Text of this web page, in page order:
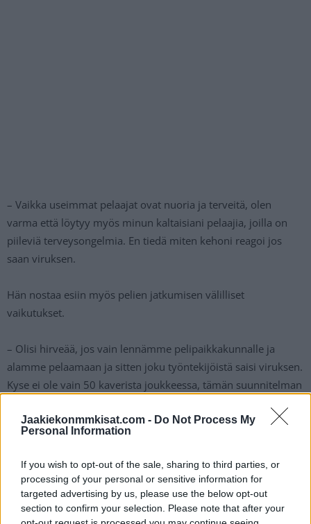
Jaakiekonmmkisat.com - Do Not Process My
Personal Information
If you wish to opt-out of the sale, sharing to third parties, or
processing of your personal or sensitive information for
targeted advertising by us, please use the below opt-out
section to confirm your selection. Please note that after your
– Vaikka useimmat pelaajat ovat nuoria ja terveitä, olen
varma että löytyy myös minun kaltaisiani pelaajia, joilla on
piileviä terveysongelmia. En tiedä miten kehoni reagoi jos
saan viruksen.
Hän nostaa esiin myös pelien jatkumisen välilliset
vaikutukset.
– Olisi hirveää, jos vain lennämme pelipaikkakunnalle ja
alamme pelaamaan ja sitten joku työntekijöistä saisi viruksen.
Kyse ei ole vain 50 kaverista joukkeessa, tämän suunnitelman
joku sairastuu ja kuolee, niin kuka on vastuussa? Ja onko tämä
sellaista missä haluan olla mukana? Strålman kyselee.
Tuoreimpia uutisia:
Julius Nättinen ei jatka JYP:ssä – käyttää sopimuksen